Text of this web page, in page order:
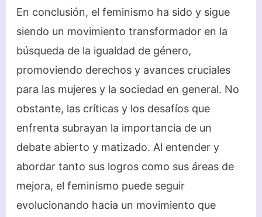
En conclusión, el feminismo ha sido y sigue
siendo un movimiento transformador en la
búsqueda de la igualdad de género,
promoviendo derechos y avances cruciales
para las mujeres y la sociedad en general. No
obstante, las críticas y los desafíos que
enfrenta subrayan la importancia de un
debate abierto y matizado. Al entender y
abordar tanto sus logros como sus áreas de
mejora, el feminismo puede seguir
evolucionando hacia un movimiento que